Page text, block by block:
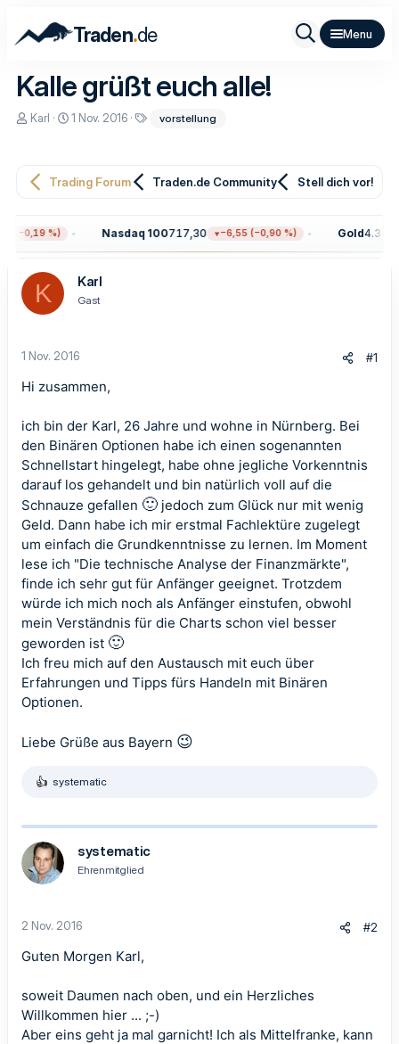
Traden.de
Kalle grüßt euch alle!
E
l
r
Karl
E
l
1 Nov. 2016
r
vorstellung
Trading Forum Traden.de Community Stell dich vor!
(−0,19 %) Nasdaq 100717,30 −6,55 (−0,90 %) Gold
K Karl
Gast
1 Nov. 2016 #1
Hi zusammen,
ich bin der Karl, 26 Jahre und wohne in Nürnberg. Bei
den Binären Optionen habe ich einen sogenannten
Schnellstart hingelegt, habe ohne jegliche Vorkenntnis
darauf los gehandelt und bin natürlich voll auf die
Schnauze gefallen 🙂 jedoch zum Glück nur mit wenig
Geld. Dann habe ich mir erstmal Fachlektüre zugelegt
um einfach die Grundkenntnisse zu lernen. Im Moment
lese ich "Die technische Analyse der Finanzmärkte",
finde ich sehr gut für Anfänger geeignet. Trotzdem
würde ich mich noch als Anfänger einstufen, obwohl
mein Verständnis für die Charts schon viel besser
geworden ist 🙂
Ich freu mich auf den Austausch mit euch über
Erfahrungen und Tipps fürs Handeln mit Binären
Optionen.
Liebe Grüße aus Bayern 😉
R
k
t
i
o
n
:
systematic
systematic
Ehrenmitglied
2 Nov. 2016 #2
Guten Morgen Karl,
soweit Daumen nach oben, und ein Herzliches
Willkommen hier ... ;-)
Aber eins geht ja mal garnicht! Ich als Mittelfranke, kann